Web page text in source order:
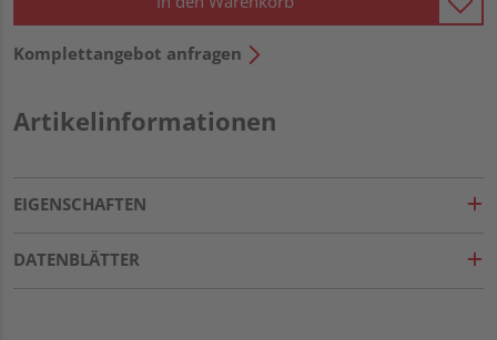
Komplettangebot anfragen
Artikelinformationen
EIGENSCHAFTEN
DATENBLÄTTER